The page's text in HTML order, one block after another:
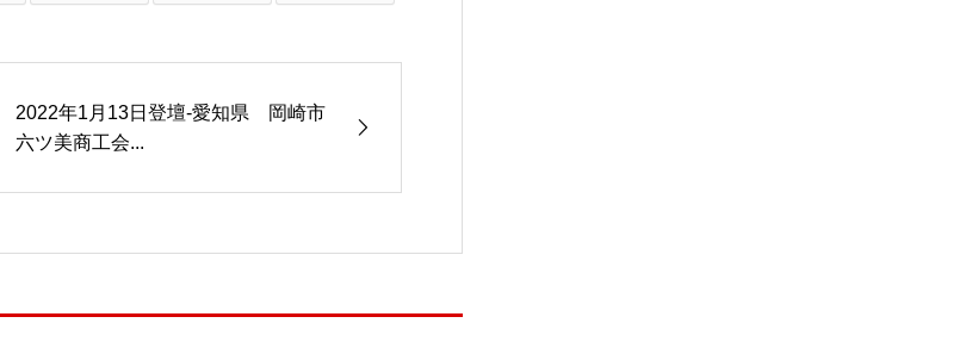
2022年1月13日登壇-愛知県 岡崎市
六ツ美商工会...